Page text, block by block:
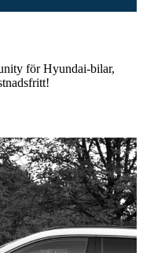
för Hyundai-bilar,